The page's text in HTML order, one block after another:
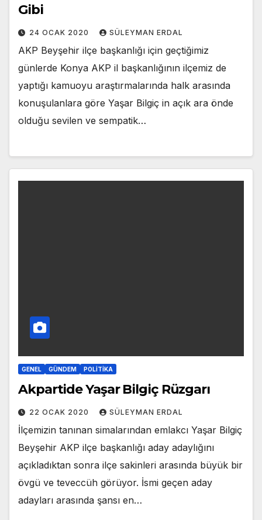
Gibi
24 OCAK 2020 SÜLEYMAN ERDAL
AKP Beyşehir ilçe başkanlığı için geçtiğimiz
günlerde Konya AKP il başkanlığının ilçemiz de
yaptığı kamuoyu araştırmalarında halk arasında
konuşulanlara göre Yaşar Bilgiç in açık ara önde
olduğu sevilen ve sempatik…
GENEL GÜNDEM POLITIKA
Akpartide Yaşar Bilgiç Rüzgarı
22 OCAK 2020 SÜLEYMAN ERDAL
İlçemizin tanınan simalarından emlakcı Yaşar Bilgiç
Beyşehir AKP ilçe başkanlığı aday adaylığını
açıkladıktan sonra ilçe sakinleri arasında büyük bir
övgü ve teveccüh görüyor. İsmi geçen aday
adayları arasında şansı en…